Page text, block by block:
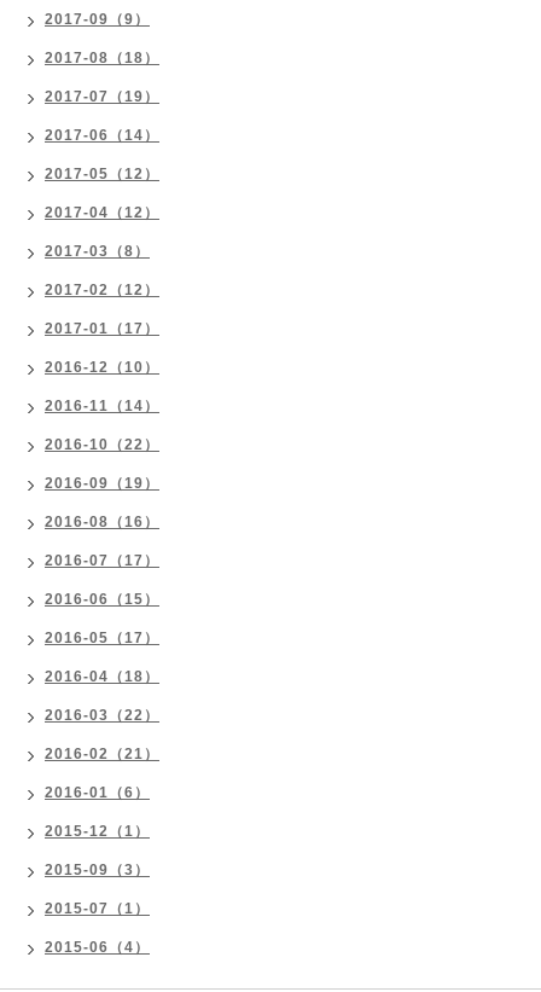
2017-09（9）
2017-08（18）
2017-07（19）
2017-06（14）
2017-05（12）
2017-04（12）
2017-03（8）
2017-02（12）
2017-01（17）
2016-12（10）
2016-11（14）
2016-10（22）
2016-09（19）
2016-08（16）
2016-07（17）
2016-06（15）
2016-05（17）
2016-04（18）
2016-03（22）
2016-02（21）
2016-01（6）
2015-12（1）
2015-09（3）
2015-07（1）
2015-06（4）